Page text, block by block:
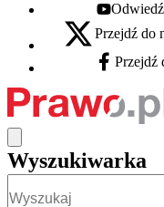
Youtube -
X - otwiera się w
Przejdź do
Facebook -
Przejdź
Wyszukiwarka